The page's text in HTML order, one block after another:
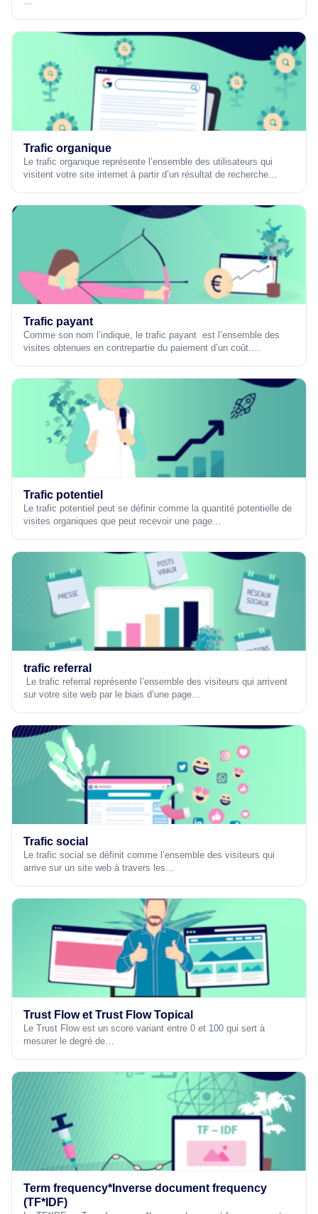
Trafic organique
Le trafic organique représente l’ensemble des utilisateurs qui
visitent votre site internet à partir d’un résultat de recherche…
Trafic payant
Comme son nom l’indique, le trafic payant est l’ensemble des
visites obtenues en contrepartie du paiement d’un coût.…
Trafic potentiel
Le trafic potentiel peut se définir comme la quantité potentielle de
visites organiques que peut recevoir une page…
trafic referral
Le trafic referral représente l’ensemble des visiteurs qui arrivent
sur votre site web par le biais d’une page…
Trafic social
Le trafic social se définit comme l’ensemble des visiteurs qui
arrive sur un site web à travers les…
Trust Flow et Trust Flow Topical
Le Trust Flow est un score variant entre 0 et 100 qui sert à
mesurer le degré de…
Term frequency*Inverse document frequency
(TF*IDF)